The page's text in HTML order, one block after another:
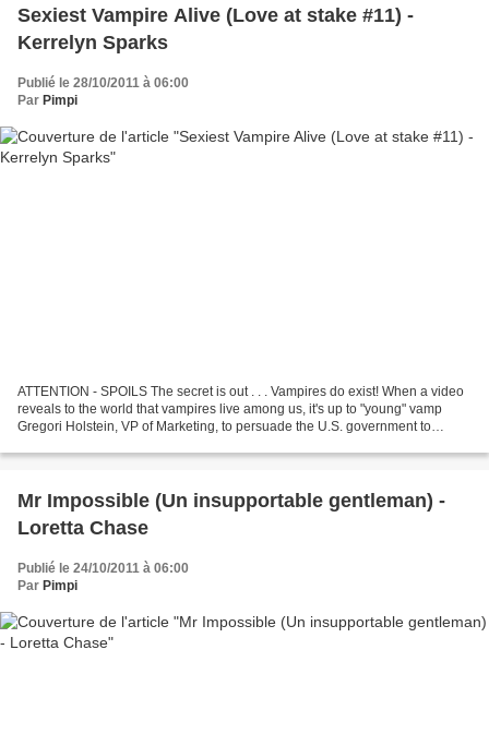
Sexiest Vampire Alive (Love at stake #11) -
Kerrelyn Sparks
Publié le 28/10/2011 à 06:00
Par Pimpi
ATTENTION - SPOILS The secret is out . . . Vampires do exist! When a video
reveals to the world that vampires live among us, it's up to "young" vamp
Gregori Holstein, VP of Marketing, to persuade the U.S. government to
Mr Impossible (Un insupportable gentleman) -
Loretta Chase
Publié le 24/10/2011 à 06:00
Par Pimpi